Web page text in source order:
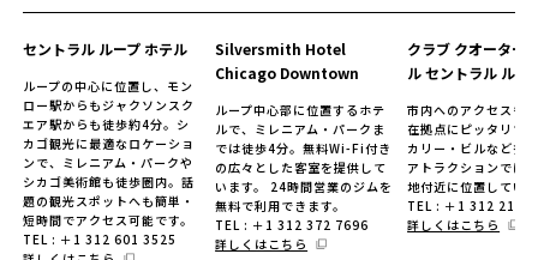
セントラル ループ ホテル
ループの中心に位置し、モン
ロー駅からもジャクソンスク
エア駅からも徒歩約4分。シ
カゴ観光に最適なロケーショ
ンで、ミレニアム・パークや
シカゴ美術館も徒歩圏内。話
題の観光スポットへも簡単・
短時間でアクセス可能です。
TEL : ＋1 312 601 3525
Silversmith Hotel
Chicago Downtown
ループ中心部に位置するホテ
ルで、ミレニアム・パークま
では徒歩4分。無料Wi-Fi付き
の広々とした客室を提供して
います。 24時間営業のジムを
無料で利用できます。
TEL : ＋1 312 372 7696
詳しくはこちら
クラブ クオーター
ル セントラル ルー
市内へのアクセスも
在拠点にピッタリで
カリー・ビルなど多
アトラクションでに
地付近に位置してい
TEL : ＋1 312 214
詳しくはこちら